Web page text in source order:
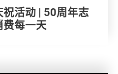
祝活动 | 50周年志
每一天